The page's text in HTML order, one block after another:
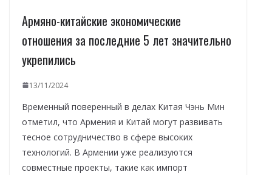
Армяно-китайские экономические
отношения за последние 5 лет значительно
укрепились
13/11/2024
Временный поверенный в делах Китая Чэнь Мин
отметил, что Армения и Китай могут развивать
тесное сотрудничество в сфере высоких
технологий. В Армении уже реализуются
совместные проекты, такие как импорт